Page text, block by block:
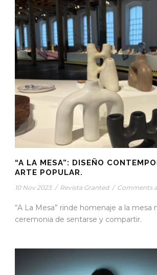
“A LA MESA”: DISEÑO
ARTE POPULAR.
10 Nov 2023 / Revista Granted / Comments
“A La Mesa” rinde homenaje a la mesa
ceremonia de sentarse y compartir.